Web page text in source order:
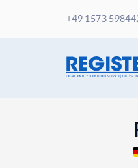
+49 1573